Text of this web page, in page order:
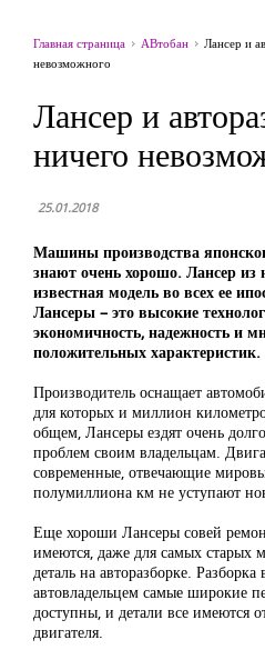
Главная страница АВтобан
Лансер и
невозможного
Лансер и
ничего
25.01.2018
Машины производства
знают очень хорошо. Лансер из
известная модель во всех ее
Лансеры – это высокие
экономичность, надежность и
положительных характеристик.
Производитель оснащает
для которых и миллион
общем, Лансеры ездят очень
проблем своим владельцам.
современные, отвечающие
полумиллиона км не уступают
Еще хороши Лансеры совей
имеются, даже для самых старых
деталь на авторазборке.
автовладельцем самые широкие
доступны, и детали все имеются
двигателя.